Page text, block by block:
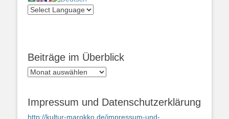
Beiträge im Überblick
Beiträge
Impressum und Datenschutzerklärung
http://kultur-marokko.de/impressum-und-